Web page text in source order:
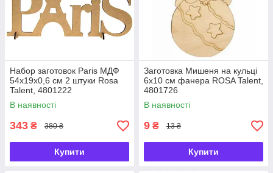
Набор заготовок Paris МДФ
54х19х0,6 см 2 штуки Rosa
Talent, 4801222
В наявності
343 ₴ 380 ₴
Купити
Заготовка Мишеня на кульці
6х10 см фанера ROSA Talent,
4801726
В наявності
9 ₴ 13 ₴
Купити